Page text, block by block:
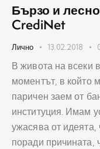
Бързо и
CrediNet
Лично 13.02.2018
В живота на всеки
моментът, в който
паричен заем от
институция. Имам
ужасява от
поради причината,